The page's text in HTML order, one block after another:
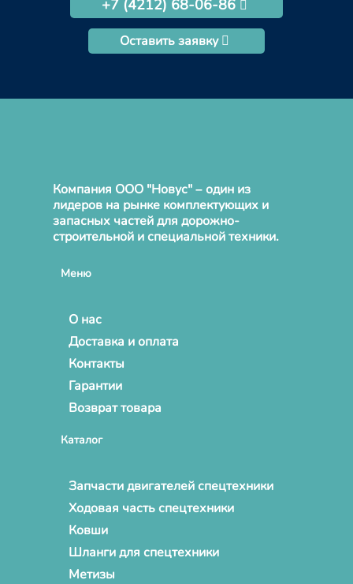
+7 (4212) 68-06-86
Оставить заявку
Компания ООО "Новус" – один из
лидеров на рынке комплектующих и
запасных частей для дорожно-
строительной и специальной техники.
Меню
О нас
Доставка и оплата
Контакты
Гарантии
Возврат товара
Каталог
Запчасти двигателей спецтехники
Ходовая часть спецтехники
Ковши
Шланги для спецтехники
Метизы